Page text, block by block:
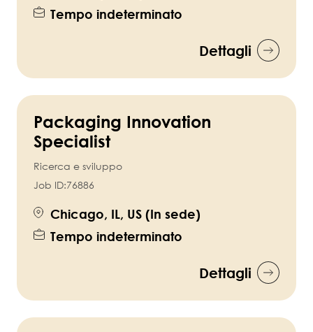
Tempo indeterminato
Dettagli
Packaging Innovation
Specialist
Ricerca e sviluppo
Job ID:76886
Chicago, IL, US (In sede)
Tempo indeterminato
Dettagli